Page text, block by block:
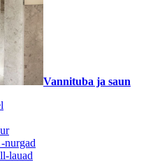
Vannituba ja saun
nurgad
lauad